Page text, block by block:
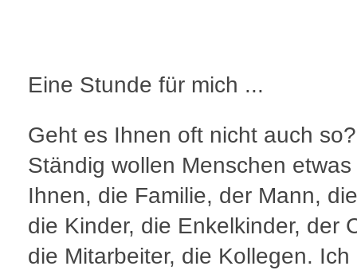
Eine Stunde für mich ...
Geht es Ihnen oft nicht auch so?
Ständig wollen Menschen etwas
Ihnen, die Familie, der Mann,
die Kinder, die Enkelkinder, der
die Mitarbeiter, die Kollegen. Ich